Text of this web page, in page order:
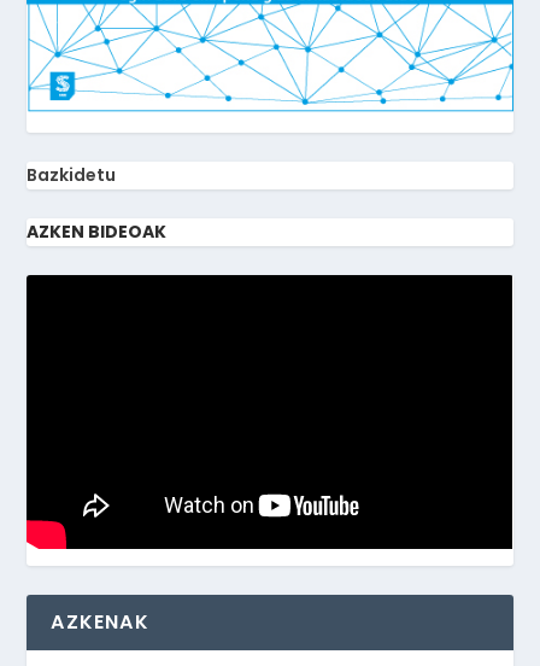
Bazkidetu
AZKEN BIDEOAK
AZKENAK